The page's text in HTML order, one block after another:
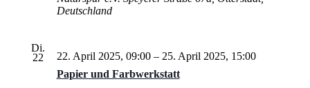
Deutschland
Di.
22
Papier und Farbwerkstatt
22. April 2025, 09:00– 25. April 2025, 15:00